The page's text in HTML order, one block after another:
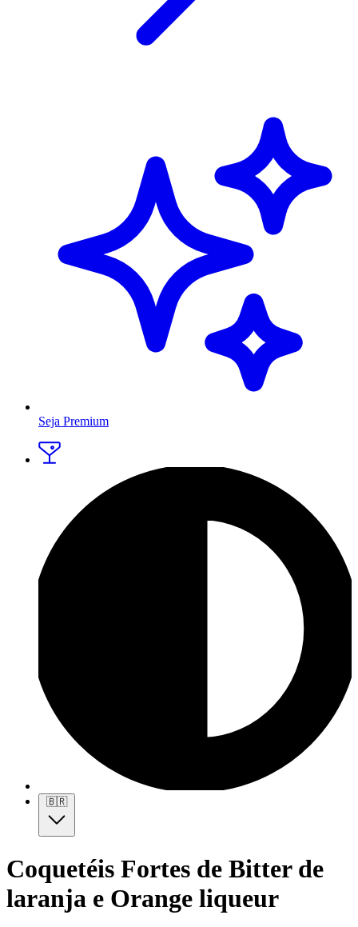
Seja Premium
🇧🇷
Coquetéis Fortes de Bitter de
laranja e Orange liqueur